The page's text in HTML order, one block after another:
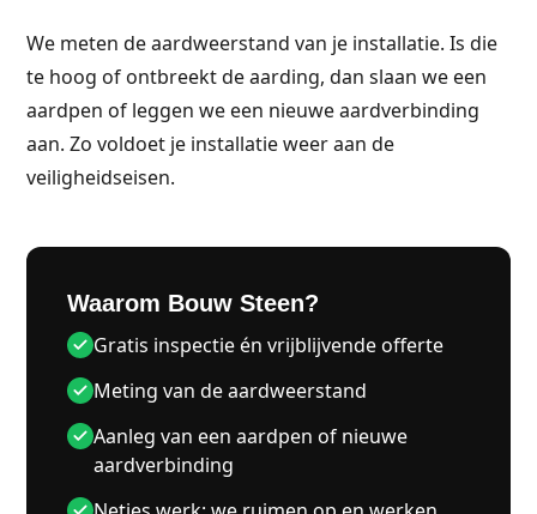
We meten de aardweerstand van je installatie. Is die
te hoog of ontbreekt de aarding, dan slaan we een
aardpen of leggen we een nieuwe aardverbinding
aan. Zo voldoet je installatie weer aan de
veiligheidseisen.
Waarom Bouw Steen?
Gratis inspectie én vrijblijvende offerte
Meting van de aardweerstand
Aanleg van een aardpen of nieuwe
aardverbinding